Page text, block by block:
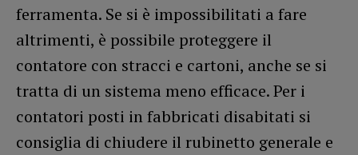
ferramenta. Se si è impossibilitati a fare
altrimenti, è possibile proteggere il
contatore con stracci e cartoni, anche se si
tratta di un sistema meno efficace. Per i
contatori posti in fabbricati disabitati si
consiglia di chiudere il rubinetto generale e